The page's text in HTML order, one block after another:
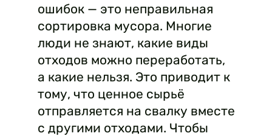
ошибок — это неправильная
сортировка мусора. Многие
люди не знают, какие виды
отходов можно переработать,
а какие нельзя. Это приводит к
тому, что ценное сырьё
отправляется на свалку вместе
с другими отходами. Чтобы